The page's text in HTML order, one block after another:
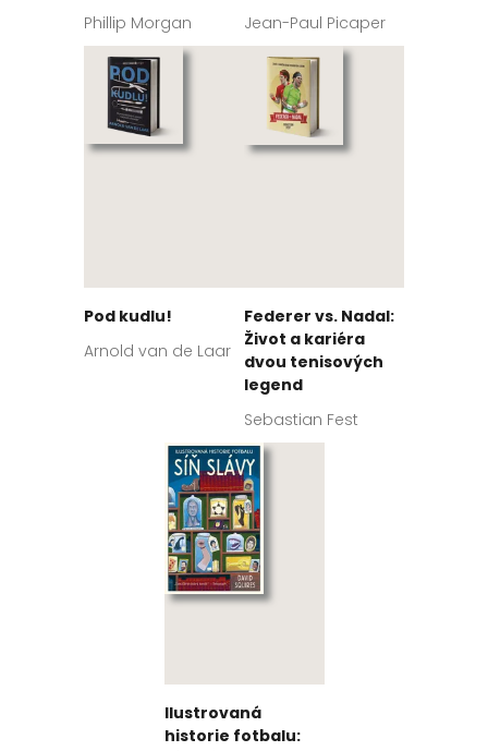
Phillip Morgan
Jean-Paul Picaper
Pod kudlu!
Arnold van de Laar
Federer vs. Nadal:
Život a kariéra
dvou tenisových
legend
Sebastian Fest
Ilustrovaná
historie fotbalu: